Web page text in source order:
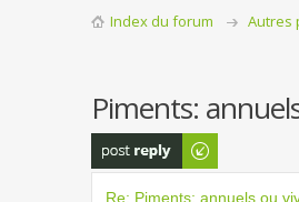
Index du forum Autres
Piments:
Publier une
réponse
Re: Piments: annuels ou